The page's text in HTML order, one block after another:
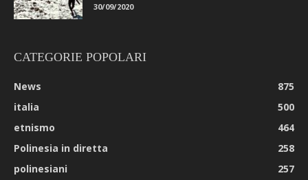
30/09/2020
CATEGORIE POPOLARI
News
875
italia
500
etnismo
464
Polinesia in diretta
258
polinesiani
257